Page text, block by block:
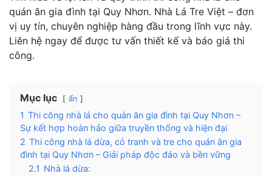
quán ăn gia đình tại Quy Nhơn. Nhà Lá Tre Việt – đơn
vị uy tín, chuyên nghiệp hàng đầu trong lĩnh vực này.
Liên hệ ngay để được tư vấn thiết kế và báo giá thi
công.
Mục lục ẩn
1 Thi công nhà lá cho quán ăn gia đình tại Quy Nhơn –
Sự kết hợp hoàn hảo giữa truyền thống và hiện đại
2 Thi công nhà lá dừa, cỏ tranh và tre cho quán ăn gia
đình tại Quy Nhơn – Giải pháp độc đáo và bền vững
2.1 Nhà lá dừa: